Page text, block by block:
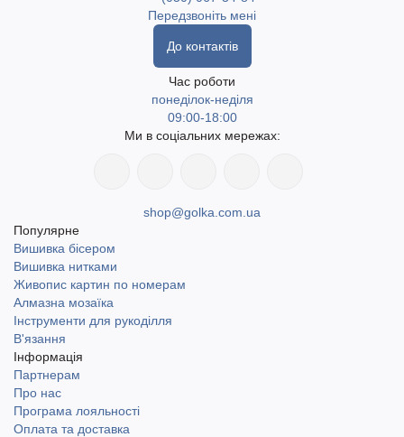
Передзвоніть мені
До контактів
Час роботи
понеділок-неділя
09:00-18:00
Ми в соціальних мережах:
shop@golka.com.ua
Популярне
Вишивка бісером
Вишивка нитками
Живопис картин по номерам
Алмазна мозаїка
Інструменти для рукоділля
В'язання
Інформація
Партнерам
Про нас
Програма лояльності
Оплата та доставка